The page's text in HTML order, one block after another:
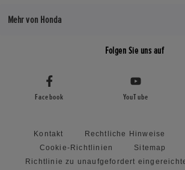
Mehr von Honda
Folgen Sie uns auf
Facebook YouTube
Kontakt Rechtliche Hinweise
Cookie-Richtlinien
Sitemap
Richtlinie zu unaufgefordert